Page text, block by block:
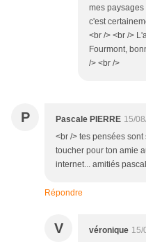
mes
c'est
<br /> <br />
Fourmont,
/> <br />
P Pascale PIERRE 15/
<br /> tes pensées
toucher pour ton amie
internet... amitiés
Répondre
V véronique 15/